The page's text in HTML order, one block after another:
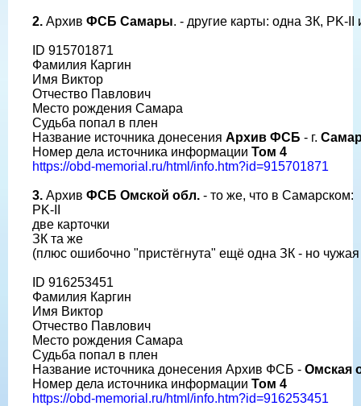
2. Архив ФСБ Самары. - другие карты: одна ЗК, PK-II
ID 915701871
Фамилия Каргин
Имя Виктор
Отчество Павлович
Место рождения Самара
Судьба попал в плен
Название источника донесения Архив ФСБ - г.
Номер дела источника информации Том 4
https://obd-memorial.ru/html/info.htm?id=915701871
3. Архив ФСБ Омской обл. - то же, что в Самарском:
PK-II
две карточки
ЗК та же
(плюс ошибочно "пристёгнута" ещё одна ЗК - но чужая
ID 916253451
Фамилия Каргин
Имя Виктор
Отчество Павлович
Место рождения Самара
Судьба попал в плен
Название источника донесения Архив ФСБ - Омская
Номер дела источника информации Том 4
https://obd-memorial.ru/html/info.htm?id=916253451